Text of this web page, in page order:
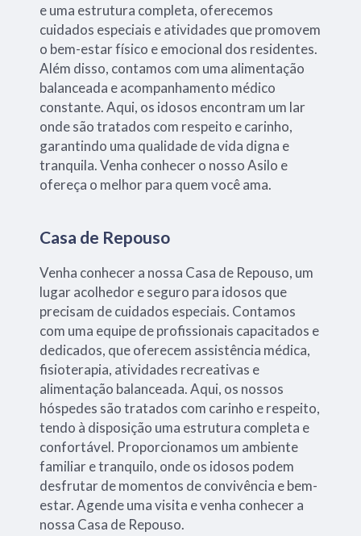
e uma estrutura completa, oferecemos
cuidados especiais e atividades que promovem
o bem-estar físico e emocional dos residentes.
Além disso, contamos com uma alimentação
balanceada e acompanhamento médico
constante. Aqui, os idosos encontram um lar
onde são tratados com respeito e carinho,
garantindo uma qualidade de vida digna e
tranquila. Venha conhecer o nosso Asilo e
ofereça o melhor para quem você ama.
Casa de Repouso
Venha conhecer a nossa Casa de Repouso, um
lugar acolhedor e seguro para idosos que
precisam de cuidados especiais. Contamos
com uma equipe de profissionais capacitados e
dedicados, que oferecem assistência médica,
fisioterapia, atividades recreativas e
alimentação balanceada. Aqui, os nossos
hóspedes são tratados com carinho e respeito,
tendo à disposição uma estrutura completa e
confortável. Proporcionamos um ambiente
familiar e tranquilo, onde os idosos podem
desfrutar de momentos de convivência e bem-
estar. Agende uma visita e venha conhecer a
nossa Casa de Repouso.